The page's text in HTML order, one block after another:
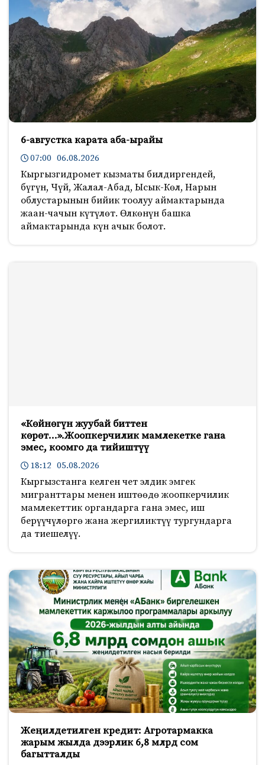
6-августка карата аба-ырайы
07:00 06.08.2026
Кыргызгидромет кызматы билдиргендей,
бүгүн, Чүй, Жалал-Абад, Ысык-Көл, Нарын
облустарынын бийик тоолуу аймактарында
жаан-чачын күтүлөт. Өлкөнүн башка
аймактарында күн ачык болот.
«Көйнөгүн жуубай биттен
көрөт…».Жоопкерчилик мамлекетке гана
эмес, коомго да тийиштүү
18:12 05.08.2026
Кыргызстанга келген чет элдик эмгек
мигранттары менен иштөөдө жоопкерчилик
мамлекеттик органдарга гана эмес, иш
берүүчүлөргө жана жергиликтүү тургундарга
да тиешелүү.
Жеңилдетилген кредит: Агротармакка
жарым жылда дээрлик 6,8 млрд сом
багытталды